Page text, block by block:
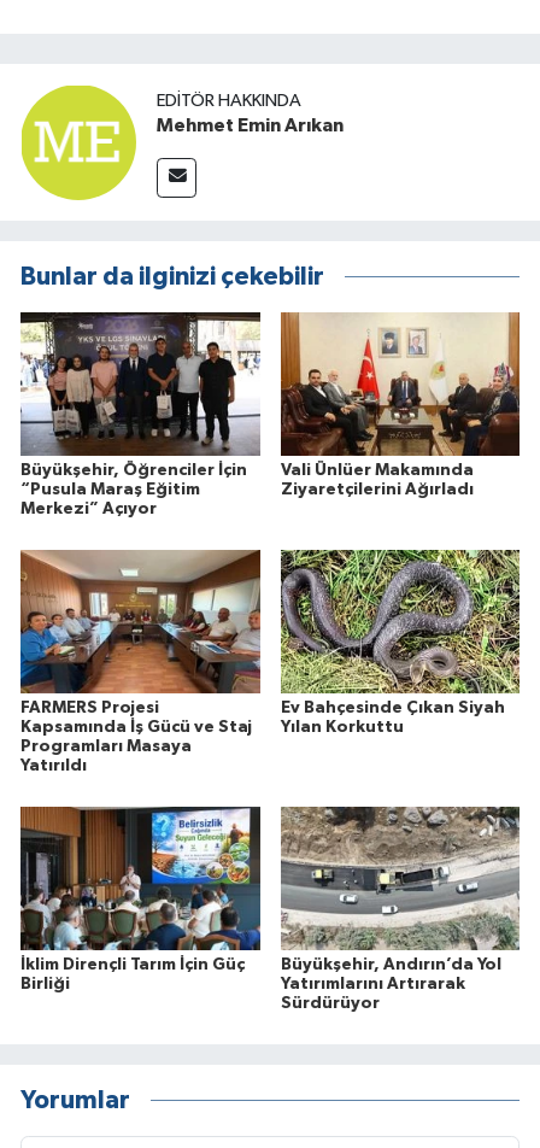
EDITÖR HAKKINDA
Mehmet Emin Arıkan
Bunlar da ilginizi çekebilir
Büyükşehir, Öğrenciler İçin
“Pusula Maraş Eğitim
Merkezi” Açıyor
Vali Ünlüer Makamında
Ziyaretçilerini Ağırladı
FARMERS Projesi
Kapsamında İş Gücü ve Staj
Programları Masaya
Yatırıldı
Ev Bahçesinde Çıkan Siyah
Yılan Korkuttu
İklim Dirençli Tarım İçin Güç
Birliği
Büyükşehir, Andırın’da Yol
Yatırımlarını Artırarak
Sürdürüyor
Yorumlar